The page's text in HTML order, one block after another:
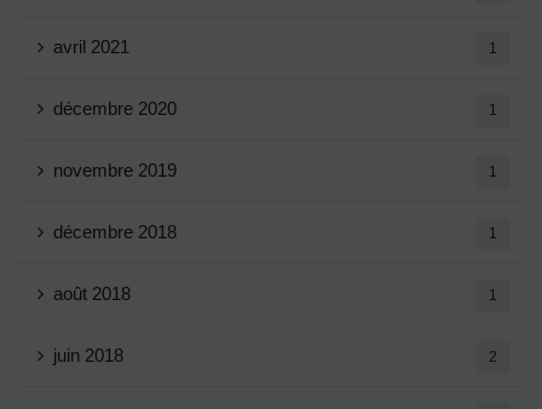
avril 2021 1
décembre 2020 1
novembre 2019 1
décembre 2018 1
août 2018 1
juin 2018 2